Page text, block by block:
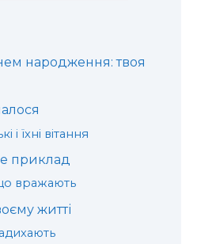
народження: твоя
і їхні вітання
приклад
вражають
житті